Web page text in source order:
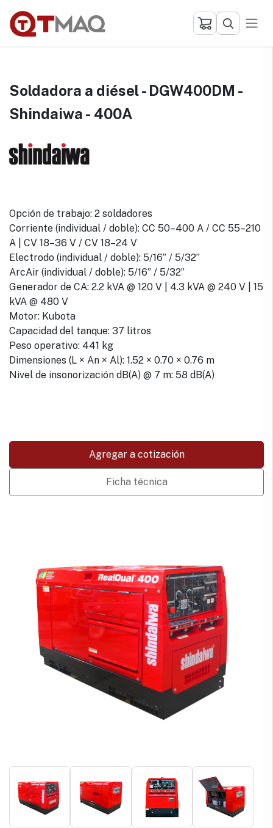
Soldadora a diésel - DGW400DM -
Shindaiwa - 400A
Opción de trabajo: 2 soldadores
Corriente (individual / doble): CC 50–400 A / CC 55–210
A | CV 18–36 V / CV 18–24 V
Electrodo (individual / doble): 5/16” / 5/32”
ArcAir (individual / doble): 5/16” / 5/32”
Generador de CA: 2.2 kVA @ 120 V | 4.3 kVA @ 240 V | 15
kVA @ 480 V
Motor: Kubota
Capacidad del tanque: 37 litros
Peso operativo: 441 kg
Dimensiones (L × An × Al): 1.52 × 0.70 × 0.76 m
Nivel de insonorización dB(A) @ 7 m: 58 dB(A)
Agregar a cotización
Ficha técnica